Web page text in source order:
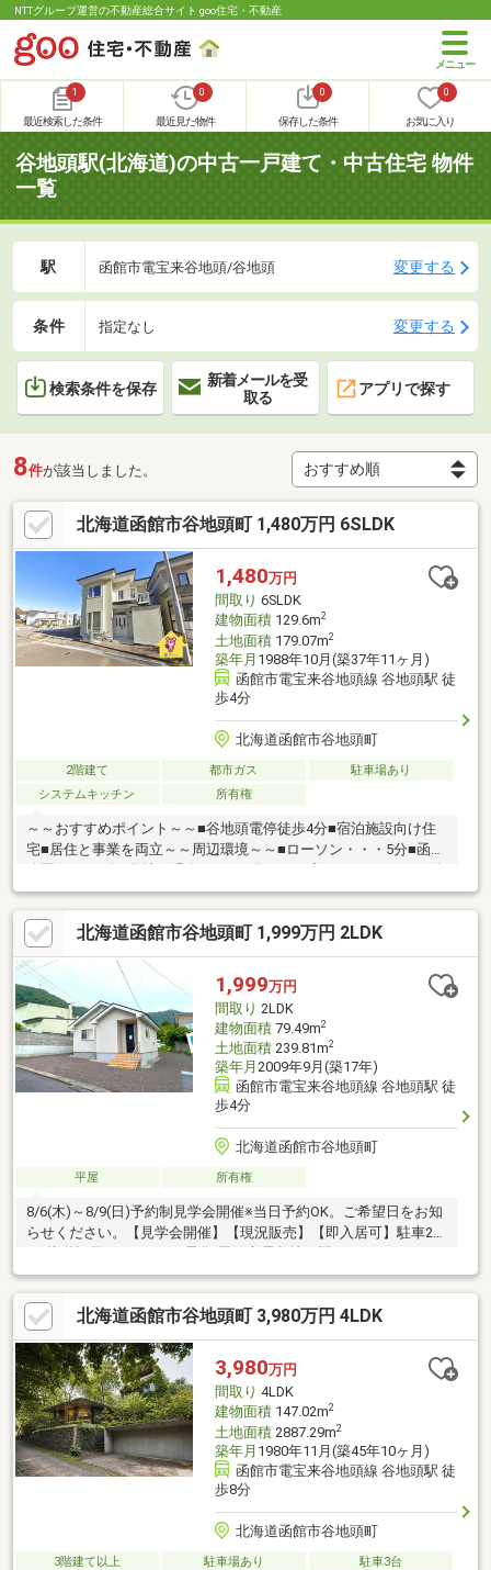
NTTグループ運営の不動産総合サイト goo住宅・不動産
1
最近検索した条件
0
最近見た物件
0
保存した条件
0
お気に入り
谷地頭駅(北海道)の中古一戸建て・中古住宅 物件
一覧
駅 函館市電宝来谷地頭/谷地頭 変更する
条件 指定なし 変更する
検索条件を保存
新着メールを受
取る
アプリで探す
8件が該当しました。
北海道函館市谷地頭町 1,480万円 6SLDK
1,480万円
間取り 6SLDK
建物面積129.6m2
土地面積179.07m2
築年月 1988年10月(築37年11ヶ月)
函館市電宝来谷地頭線 谷地頭駅 徒
歩4分
北海道函館市谷地頭町
2階建て 都市ガス
駐車場あり
システムキッチン
所有権
～～おすすめポイント～～■谷地頭電停徒歩4分■宿泊施設向け住
宅■居住と事業を両立～～周辺環境～～■ローソン・・・5分■函館
▼▼ 打ち合わせ・見学プランご用意しております ▼▼ ＜
探し始めの方向け＞しっかりコース(1h~)/サクッとコース
(0.5h~) 詳しくは物件詳細下段の「イベント情報」をご覧くだ
さい。
北海道函館市谷地頭町 1,999万円 2LDK
1,999万円
間取り 2LDK
建物面積79.49m2
土地面積239.81m2
築年月 2009年9月(築17年)
函館市電宝来谷地頭線 谷地頭駅 徒
歩4分
北海道函館市谷地頭町
平屋 所有権
8/6(木)～8/9(日)予約制見学会開催※当日予約OK。ご希望日をお知
らせください。【見学会開催】【現況販売】【即入居可】駐車2台
家/2LDK/別荘/民泊〇標準シロアリ工防除工事、クリーニング、鍵
交換、雨漏り点検、設備点検
北海道函館市谷地頭町 3,980万円 4LDK
3,980万円
間取り 4LDK
建物面積147.02m2
土地面積2887.29m2
築年月 1980年11月(築45年10ヶ月)
函館市電宝来谷地頭線 谷地頭駅 徒
歩8分
北海道函館市谷地頭町
3階建て以上 駐車場あり
駐車3台